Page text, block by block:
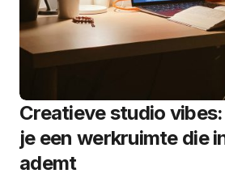
Creatieve studio
je een werkruimte die
ademt